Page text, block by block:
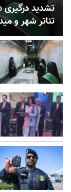
تشدید درگیری‌
تئاتر شهر و